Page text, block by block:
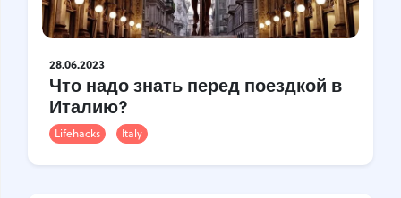
28.06.2023
Что надо знать перед поездкой в
Италию?
Lifehacks Italy